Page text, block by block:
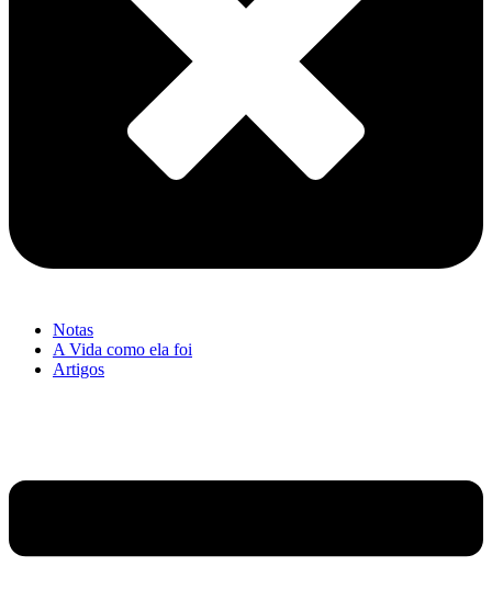
Notas
A Vida como ela foi
Artigos